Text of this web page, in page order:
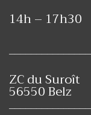
14h – 17h30
ZC du Suroît
56550 Belz